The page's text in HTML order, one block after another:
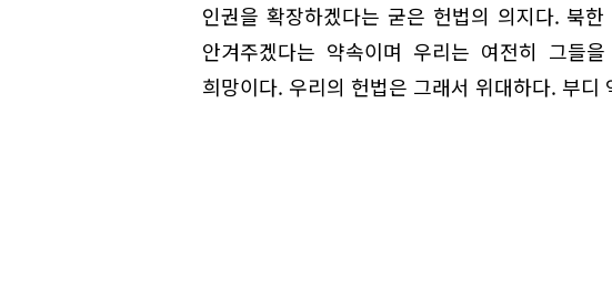
인권을 확장하겠다는 굳은 헌법의 의지다. 북
안겨주겠다는 약속이며 우리는 여전히 그들
희망이다. 우리의 헌법은 그래서 위대하다. 부디